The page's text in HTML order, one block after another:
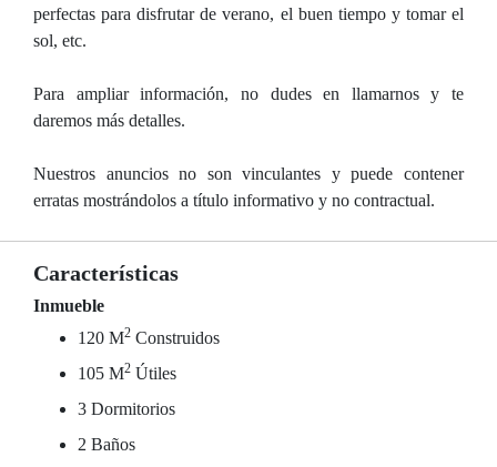
perfectas para disfrutar de verano, el buen tiempo y tomar el
sol, etc.
Para ampliar información, no dudes en llamarnos y te
daremos más detalles.
Nuestros anuncios no son vinculantes y puede contener
erratas mostrándolos a título informativo y no contractual.
Características
Inmueble
120 M2 Construidos
105 M2 Útiles
3 Dormitorios
2 Baños